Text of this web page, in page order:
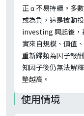
正 α 不易持續。多
或為負，這是被動
investing 興起後，
實來自規模、價值
重新歸類為因子報
知因子後仍無法解
墊越高。
使用情境